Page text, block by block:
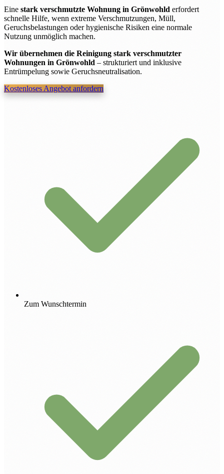
Eine stark verschmutzte Wohnung in Grönwohld erfordert
schnelle Hilfe, wenn extreme Verschmutzungen, Müll,
Geruchsbelastungen oder hygienische Risiken eine normale
Nutzung unmöglich machen.
Wir übernehmen die Reinigung stark verschmutzter
Wohnungen in Grönwohld– strukturiert und inklusive
Entrümpelung sowie Geruchsneutralisation.
Kostenloses Angebot anfordern
Zum Wunschtermin